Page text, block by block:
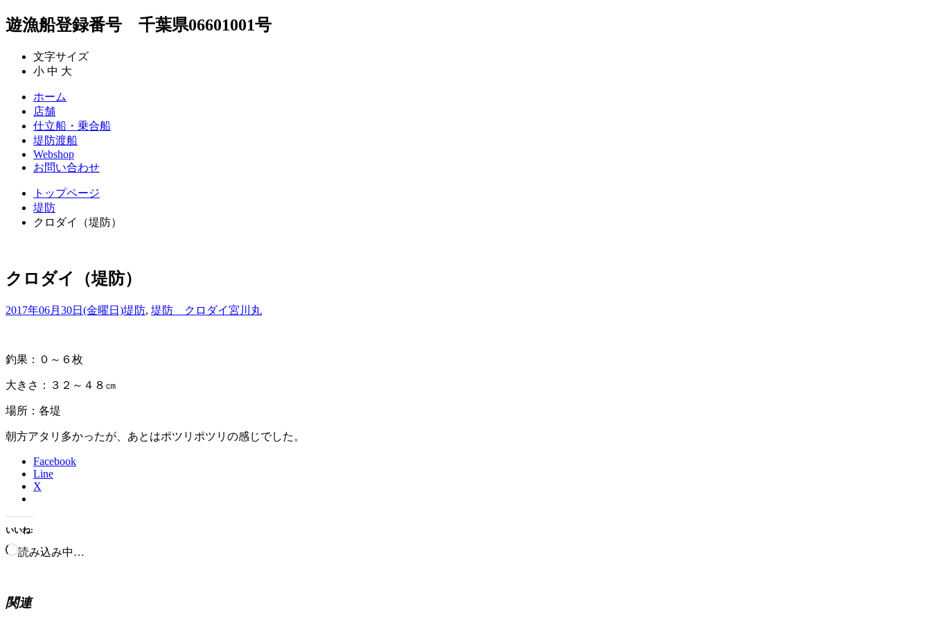
遊漁船登録番号 千葉県06601001号
文字サイズ
小 中 大
ホーム
店舗
仕立船・乗合船
堤防渡船
Webshop
お問い合わせ
トップページ
堤防
クロダイ（堤防）
クロダイ（堤防）
2017年06月30日(金曜日)堤防, 堤防 クロダイ宮川丸
釣果：０～６枚
大きさ：３２～４８㎝
場所：各堤
朝方アタリ多かったが、あとはポツリポツリの感じでした。
Facebook
Line
X
いいね:
読み込み中…
関連